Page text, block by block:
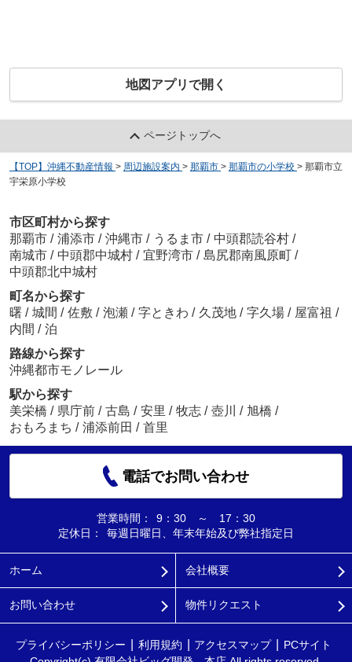
地図アプリで開く
ページトップへ
【TOP】沖縄不動産情報 > 周辺施設案内 > 那覇市 > 那覇市の小学校 > 那覇市立
宇栄原小学校
市区町村から探す
那覇市 / 浦添市 / 沖縄市 / うるま市 / 中頭郡読谷村 /
南城市 / 中頭郡中城村 / 宜野湾市 / 島尻郡南風原町 /
中頭郡北中城村
町名から探す
曙 / 城間 / 佐敷 / 泡瀬 / 字ときわ / 久茂地 / 字久場 / 屋富祖 /
内間 / 泊
路線から探す
沖縄都市モノレール
駅から探す
美栄橋 / 県庁前 / 古島 / 安里 / 牧志 / 壺川 / 旭橋 /
おもろまち / 浦添前田 / 首里
電話でお問い合わせ
営業時間：
9：30 ～ 17：30
定休日：
毎週日曜日、年末年始及び弊社指定日
ホーム 会社概要
お問い合わせ 物件リクエスト
プライバシーポリシー 利用規約 アクセスマップ
PCサイト